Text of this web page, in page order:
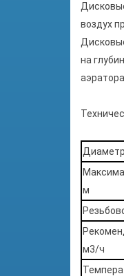
воздух
на
м
м3/ч